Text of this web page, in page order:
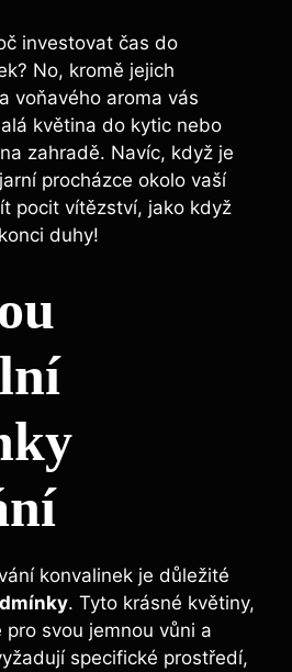
investovat čas do
No, kromě jejich
voňavého aroma vás
květina do kytic nebo
zahradě. Navíc, když je
procházce okolo vaší
pocit vítězství, jako když
duhy!
konvalinek je důležité
. Tyto krásné květiny,
svou jemnou vůni a
specifické prostředí,